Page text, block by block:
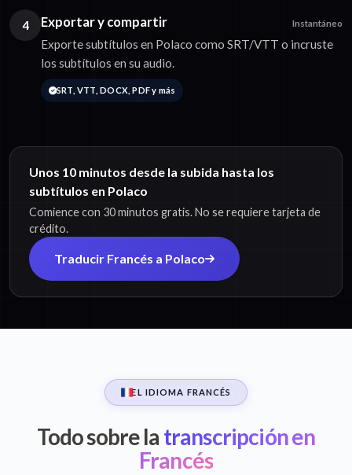
4 Exportar y compartir Instantáneo
Exporte subtítulos en Polaco como SRT/VTT o incruste
los subtítulos en su audio.
SRT, VTT, DOCX, PDF y más
Unos 10 minutos desde la subida hasta los
subtítulos en Polaco
Comience con 30 minutos gratis. No se requiere tarjeta de
crédito.
Traducir Francés a Polaco
EL IDIOMA FRANCÉS
Todo sobre la transcripción en
Francés